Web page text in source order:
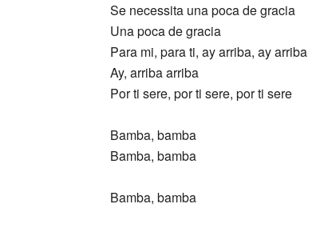
Se necessita una poca de gracia
Una poca de gracia
Para mi, para ti, ay arriba, ay arriba
Ay, arriba arriba
Por ti sere, por ti sere, por ti sere
Bamba, bamba
Bamba, bamba
Bamba, bamba